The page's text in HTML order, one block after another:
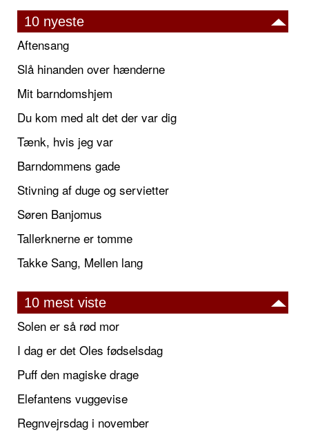
10 nyeste
Aftensang
Slå hinanden over hænderne
Mit barndomshjem
Du kom med alt det der var dig
Tænk, hvis jeg var
Barndommens gade
Stivning af duge og servietter
Søren Banjomus
Tallerknerne er tomme
Takke Sang, Mellen lang
10 mest viste
Solen er så rød mor
I dag er det Oles fødselsdag
Puff den magiske drage
Elefantens vuggevise
Regnvejrsdag i november